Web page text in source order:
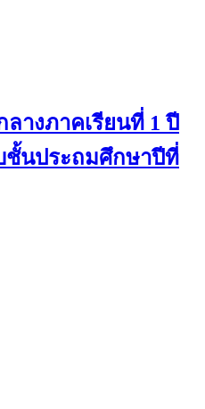
างภาคเรียนที่ 1 ปี
ชั้นประถมศึกษาปีที่